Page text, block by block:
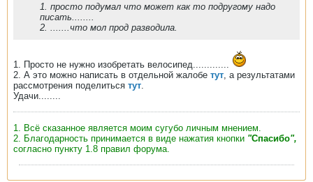
1. просто подумал что может как то подругому надо
писать........
2. .......что мол прод разводила.
1. Просто не нужно изобретать велосипед.............
2. А это можно написать в отдельной жалобе тут , а результатами
рассмотрения поделиться тут
Удачи........
1. Всё сказанное является моим сугубо личным мнением.
2. Благодарность принимается в виде нажатия кнопки "Спасибо",
согласно пункту 1.8 правил форума.